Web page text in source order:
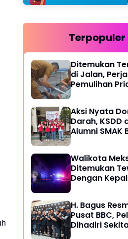
Terpopuler
Ditemukan
di Jalan,
Pemulihan
Aksi Nyata
Darah, KSDD
Alumni SMAK
Walikota
Ditemukan
Dengan
Brutal,
Terlibat
Dengan
H. Bagus
Pusat BBC,
Dihadiri